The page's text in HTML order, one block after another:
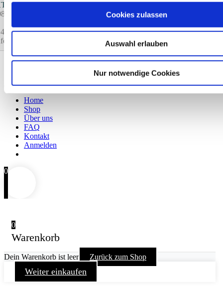
Cookies zulassen
Auswahl erlauben
Nur notwendige Cookies
16.00 Uhr)
(0)5341-44509
fashion.de
meinerlei®
Home
Shop
Über uns
FAQ
Kontakt
Anmelden
0
0
Warenkorb
Dein Warenkorb ist leer Zurück zum Shop
Weiter einkaufen